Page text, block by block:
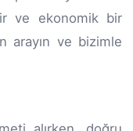
ve ekonomik bir
arayın ve bizimle